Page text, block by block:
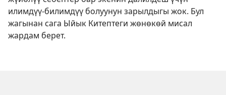
илимдүү-билимдүү болуунун зарылдыгы жок. Бул
жагынан сага Ыйык Китептеги жөнөкөй мисал
жардам берет.